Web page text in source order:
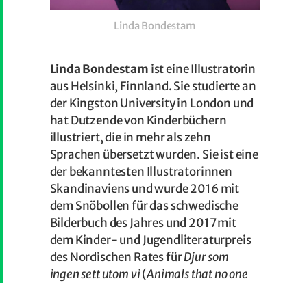
Linda Bondestam
Linda Bondestam ist eine Illustratorin
aus Helsinki, Finnland. Sie studierte an
der Kingston University in London und
hat Dutzende von Kinderbüchern
illustriert, die in mehr als zehn
Sprachen übersetzt wurden. Sie ist eine
der bekanntesten Illustratorinnen
Skandinaviens und wurde 2016 mit
dem Snöbollen für das schwedische
Bilderbuch des Jahres und 2017 mit
dem Kinder- und Jugendliteraturpreis
des Nordischen Rates fürDjur som
ingen sett utom vi(Animals that no one